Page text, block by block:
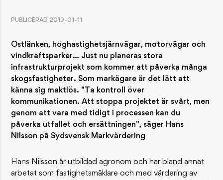
PUBLICERAD 2019-01-11
Ostlänken, höghastighetsjärnvägar, motorvägar och
vindkraftsparker… Just nu planeras stora
infrastrukturprojekt som kommer att påverka många
skogsfastigheter. Som markägare är det lätt att
känna sig maktlös. "Ta kontroll över
kommunikationen. Att stoppa projektet är svårt, men
genom att vara med tidigt i processen kan du
påverka utfallet och ersättningen", säger Hans
Nilsson på Sydsvensk Markvärdering
​Hans Nilsson är utbildad agronom och har bland annat
arbetat som fastighetsmäklare och med värdering av